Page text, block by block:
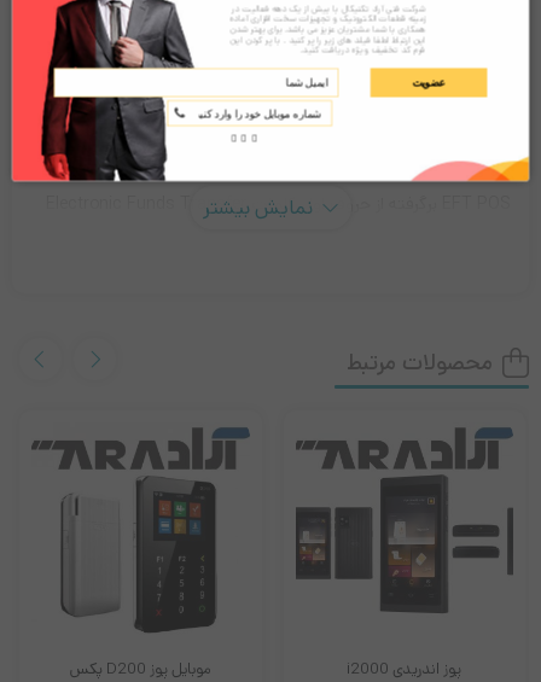
توضیحات نقد و بررسی‌ها (0)
معرفی پایانه فروشگاهی
EFT POS برگرفته از حروف اول کلمات Electronic Funds Transfer
بانکی خود استفاده کنید. این دستگاه امکاناتی مثل :‌ استفاده از پایانه
فروشگاهی برای سهولت در پرداخت را با استفاده از روش پرداخت در
حضور مشتری توسط فروشنده انجام می دهد سپس بعد از پرداخت
کارت را به مشتری تحویل می دهند . البته با توجه به اینکه کارت ها
ممکن است معناطیسی یا هوشمند باشند بنابراین این کارتها در دسته
نمایش بیشتر
محصولات مرتبط
پوز اندریدی i2000 موبایل پوز D200 پکس
شرکت فنی آراد تکنیکال با بیش از یک دهه فعالیت در
زمینه قطعات الکترونیک و تجهیزات سخت افزاری آماده
همکاری با شما مشتریان عزیز می باشد. برای بهتر شدن
این ارتباط لطفا فیلد های زیر را پر کنید . با پر کردن این
فرم کد تخفیف ویژه دریافت کنید.
عضویت